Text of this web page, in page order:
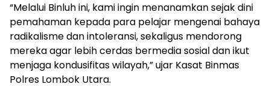
“Melalui Binluh ini, kami ingin menanamkan sejak dini
pemahaman kepada para pelajar mengenai bahaya
radikalisme dan intoleransi, sekaligus mendorong
mereka agar lebih cerdas bermedia sosial dan ikut
menjaga kondusifitas wilayah,” ujar Kasat Binmas
Polres Lombok Utara.